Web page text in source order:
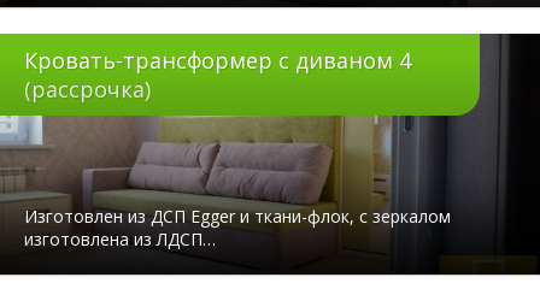
Кровать-трансформер с диваном 4
(рассрочка)
Изготовлен из ДСП Egger и ткани-флок, с зеркалом
изготовлена из ЛДСП…